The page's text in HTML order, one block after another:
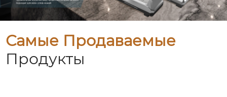
Самые Продаваемые
Продукты